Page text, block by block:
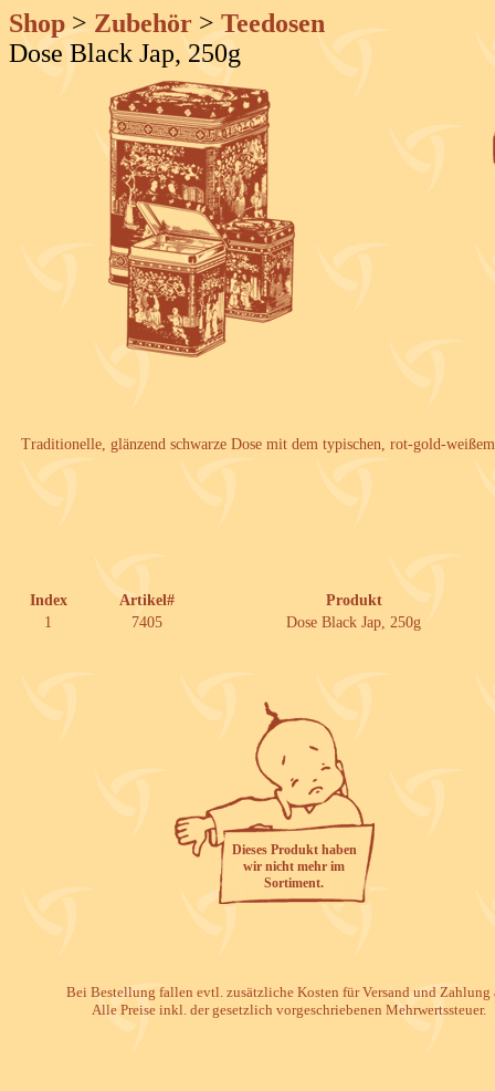
Shop > Zubehör > Teedosen
Dose Black Jap, 250g
Traditionelle, glänzend schwarze Dose mit dem typischen, rot-gold-
Index Artikel#
Produkt
1
7405 Dose Black Jap, 250g
Dieses Produkt haben
wir nicht mehr im
Sortiment.
Bei Bestellung fallen evtl. zusätzliche Kosten für Versand und Zahlung
Alle Preise inkl. der gesetzlich vorgeschriebenen Mehrwertssteuer.